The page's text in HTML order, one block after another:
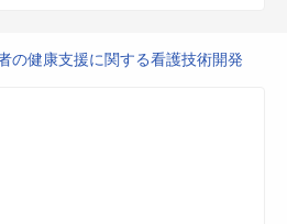
の健康支援に関する看護技術開発